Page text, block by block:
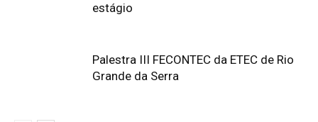
estágio
Palestra III FECONTEC da ETEC de Rio
Grande da Serra